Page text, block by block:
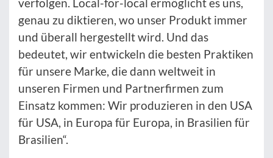
genau zu diktieren, wo unser Produkt immer
und überall hergestellt wird. Und das
bedeutet, wir entwickeln die besten Praktiken
für unsere Marke, die dann weltweit in
unseren Firmen und Partnerfirmen zum
Einsatz kommen: Wir produzieren in den USA
für USA, in Europa für Europa, in Brasilien für
Brasilien“.